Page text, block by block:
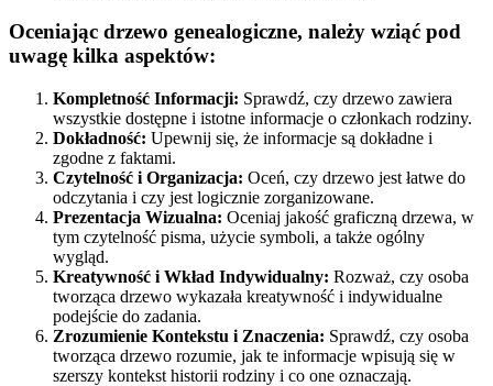
Oceniając drzewo genealogiczne, należy wziąć pod
uwagę kilka aspektów:
Kompletność Informacji: Sprawdź, czy drzewo zawiera
wszystkie dostępne i istotne informacje o członkach rodziny.
Dokładność: Upewnij się, że informacje są dokładne i
zgodne z faktami.
Czytelność i Organizacja: Oceń, czy drzewo jest łatwe do
odczytania i czy jest logicznie zorganizowane.
Prezentacja Wizualna: Oceniaj jakość graficzną drzewa, w
tym czytelność pisma, użycie symboli, a także ogólny
wygląd.
Kreatywność i Wkład Indywidualny: Rozważ, czy osoba
tworząca drzewo wykazała kreatywność i indywidualne
podejście do zadania.
Zrozumienie Kontekstu i Znaczenia: Sprawdź, czy osoba
tworząca drzewo rozumie, jak te informacje wpisują się w
szerszy kontekst historii rodziny i co one oznaczają.